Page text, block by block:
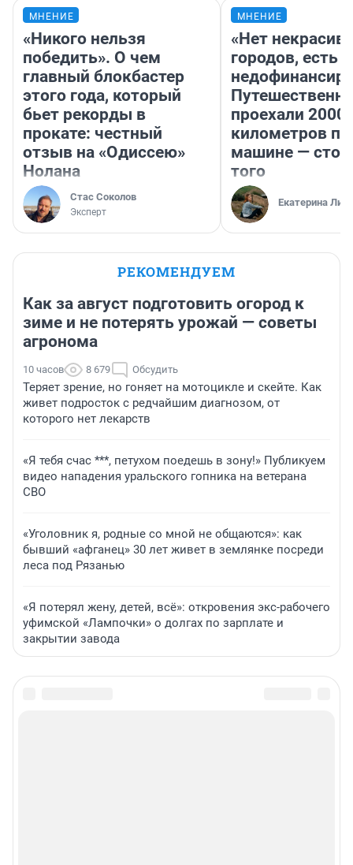
МНЕНИЕ
«Никого нельзя
победить». О чем
главный блокбастер
этого года, который
бьет рекорды в
прокате: честный
отзыв на «Одиссею»
Нолана
Стас Соколов
Эксперт
МНЕНИЕ
«Нет
городов, есть
проехали 2000
километров по
машине —
того
Екатерина
РЕКОМЕНДУЕМ
Как за август подготовить огород к
зиме и не потерять урожай — советы
агронома
10 часов 8 679 Обсудить
Теряет зрение, но гоняет на мотоцикле и скейте. Как
живет подросток с редчайшим диагнозом, от
которого нет лекарств
«Я тебя счас ***, петухом поедешь в зону!» Публикуем
видео нападения уральского гопника на ветерана
СВО
«Уголовник я, родные со мной не общаются»: как
бывший «афганец» 30 лет живет в землянке посреди
леса под Рязанью
«Я потерял жену, детей, всё»: откровения экс-рабочего
уфимской «Лампочки» о долгах по зарплате и
закрытии завода